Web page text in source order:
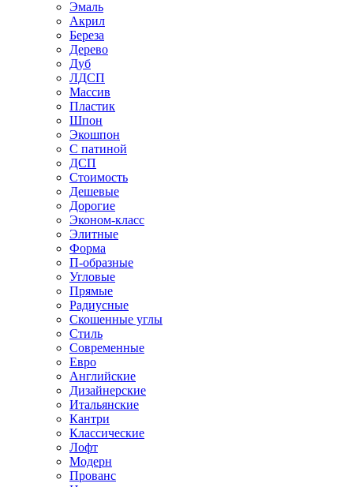
Эмаль
Акрил
Береза
Дерево
Дуб
ЛДСП
Массив
Пластик
Шпон
Экошпон
С патиной
ДСП
Стоимость
Дешевые
Дорогие
Эконом-класс
Элитные
Форма
П-образные
Угловые
Прямые
Радиусные
Скошенные углы
Стиль
Современные
Евро
Английские
Дизайнерские
Итальянские
Кантри
Классические
Лофт
Модерн
Прованс